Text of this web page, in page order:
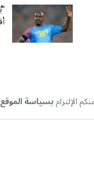
الإلتزامبسياسة الموقع